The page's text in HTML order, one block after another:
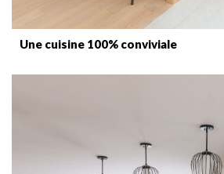
Une cuisine 100% conviviale